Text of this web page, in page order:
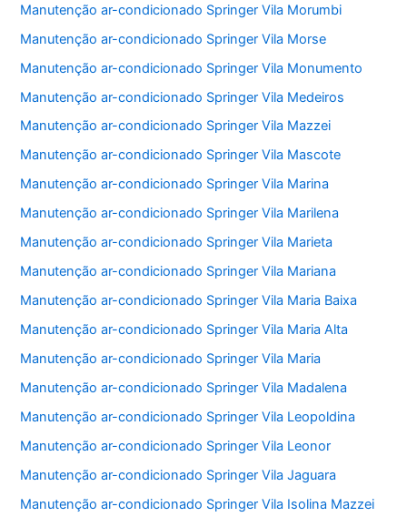
Manutenção ar-condicionado Springer Vila Morumbi
Manutenção ar-condicionado Springer Vila Morse
Manutenção ar-condicionado Springer Vila Monumento
Manutenção ar-condicionado Springer Vila Medeiros
Manutenção ar-condicionado Springer Vila Mazzei
Manutenção ar-condicionado Springer Vila Mascote
Manutenção ar-condicionado Springer Vila Marina
Manutenção ar-condicionado Springer Vila Marilena
Manutenção ar-condicionado Springer Vila Marieta
Manutenção ar-condicionado Springer Vila Mariana
Manutenção ar-condicionado Springer Vila Maria Baixa
Manutenção ar-condicionado Springer Vila Maria Alta
Manutenção ar-condicionado Springer Vila Maria
Manutenção ar-condicionado Springer Vila Madalena
Manutenção ar-condicionado Springer Vila Leopoldina
Manutenção ar-condicionado Springer Vila Leonor
Manutenção ar-condicionado Springer Vila Jaguara
Manutenção ar-condicionado Springer Vila Isolina Mazzei